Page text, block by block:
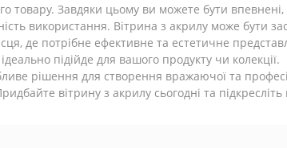
товару. Завдяки цьому ви можете бути
використання. Вітрина з акрилу може бути
де потрібне ефективне та естетичне
підійде для вашого продукту чи колекції.
рішення для створення вражаючої та
вітрину з акрилу сьогодні та